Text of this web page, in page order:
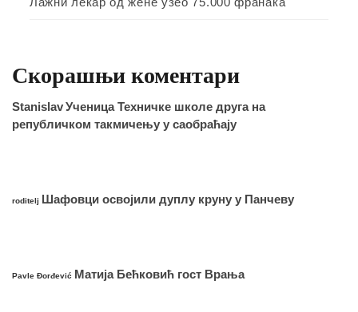
Скорашњи коментари
StanislavУченица Техничке школе друга на
републичком такмичењу у саобраћају
roditelj Шафовци освојили дуплу круну у Панчеву
Pavle Đorđević Матија Бећковић гост Врања